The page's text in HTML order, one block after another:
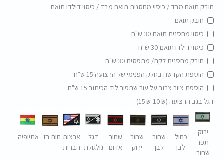
חובק תואם מבד / כיסוי מחסנית תואם מבד / כיסוי דילדו תואם
חובק תואם
כיסוי מחסנית תואם 30 ש"ח
כיסוי דילדו תואם 30 ש"ח
חובק מחסנית לקת/ מתפסים 30 ש"ח
הוספת הקדשה בחלק הפנימי של הרצועה 15 ש"ח
הוספת ציור צרוב על עור שתפור ליד הכיתוב 15 ש"ח
דגל בגב הרצועה (10₪-15₪)
ירוק
תפר
שחור
כחול
לבן
שחור
לבן
שחור
ירוק
שחור
אדום
דגל
גולגולת
ארצות
הברית
חום בז אתיופיה